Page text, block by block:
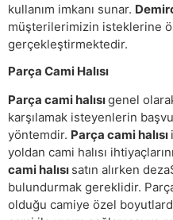
kullanım imkanı sunar.
müşterilerimizin isteklerine
gerçekleştirmektedir.
Parça Cami Halısı
Parça cami halısıgenel
karşılamak isteyenlerin
yöntemdir. Parça cami halısı
yoldan cami halısı
cami halısı satın alırken
bulundurmak gereklidir.
olduğu camiye özel